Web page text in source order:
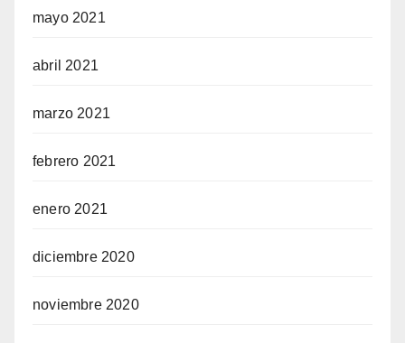
mayo 2021
abril 2021
marzo 2021
febrero 2021
enero 2021
diciembre 2020
noviembre 2020